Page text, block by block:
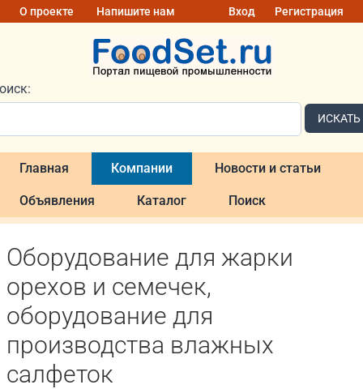
О проекте Напишите нам Вход Регистрация
ИСКАТЬ
Главная Компании Новости и статьи
Объявления Каталог Поиск
Оборудование для жарки
орехов и семечек,
оборудование для
производства влажных
салфеток